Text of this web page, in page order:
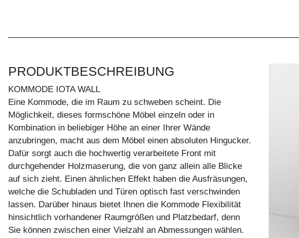
PRODUKTBESCHREIBUNG
KOMMODE IOTA WALL
Eine Kommode, die im Raum zu schweben scheint. Die
Möglichkeit, dieses formschöne Möbel einzeln oder in
Kombination in beliebiger Höhe an einer Ihrer Wände
anzubringen, macht aus dem Möbel einen absoluten Hingucker.
Dafür sorgt auch die hochwertig verarbeitete Front mit
durchgehender Holzmaserung, die von ganz allein alle Blicke
auf sich zieht. Einen ähnlichen Effekt haben die Ausfräsungen,
welche die Schubladen und Türen optisch fast verschwinden
lassen. Darüber hinaus bietet Ihnen die Kommode Flexibilität
hinsichtlich vorhandener Raumgrößen und Platzbedarf, denn
Sie können zwischen einer Vielzahl an Abmessungen wählen.